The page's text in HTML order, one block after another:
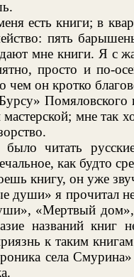
есть книги; в
пять
мне книги. Я с
просто и по-
чем он кротко
Помяловского
мне так
читать
как будто
книгу, он уже
души» я прочитал
«Мертвый
названий книг
к таким
села